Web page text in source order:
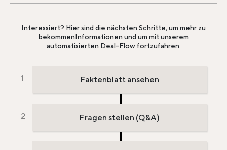
Interessiert? Hier sind die nächsten Schritte, um mehr zu
bekommenInformationen und um mit unserem
automatisierten Deal-Flow fortzufahren.
Faktenblatt ansehen
Fragen stellen (Q&A)